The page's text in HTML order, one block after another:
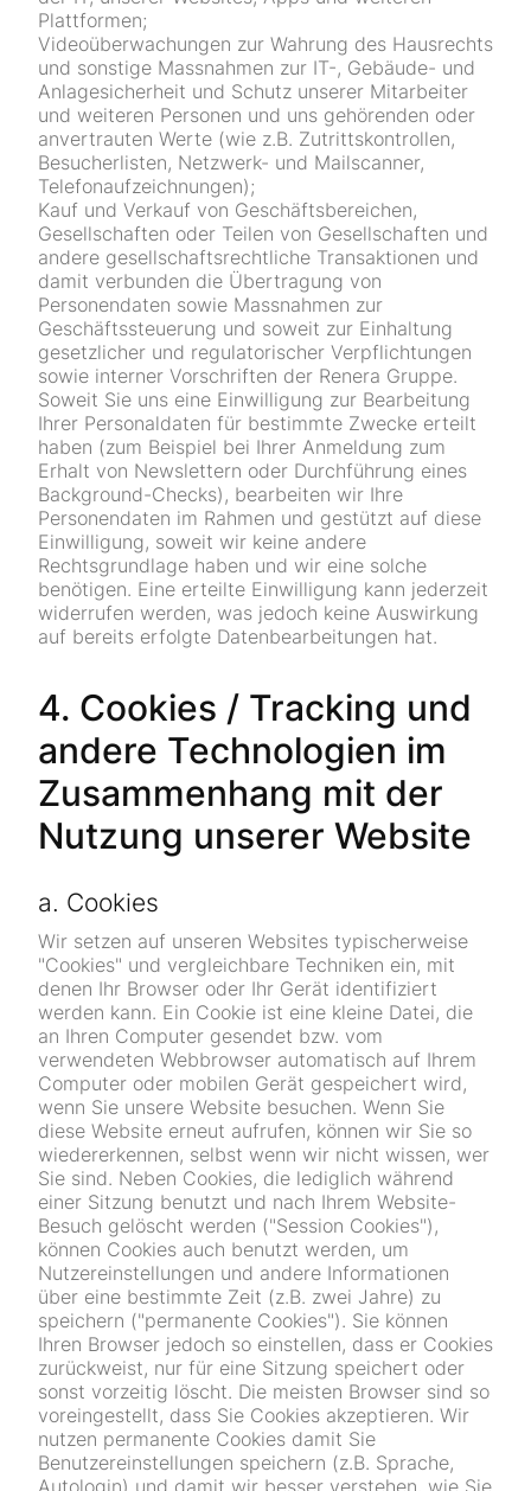
Plattformen;
Videoüberwachungen zur Wahrung des Hausrechts
und sonstige Massnahmen zur IT-, Gebäude- und
Anlagesicherheit und Schutz unserer Mitarbeiter
und weiteren Personen und uns gehörenden oder
anvertrauten Werte (wie z.B. Zutrittskontrollen,
Besucherlisten, Netzwerk- und Mailscanner,
Telefonaufzeichnungen);
Kauf und Verkauf von Geschäftsbereichen,
Gesellschaften oder Teilen von Gesellschaften und
andere gesellschaftsrechtliche Transaktionen und
damit verbunden die Übertragung von
Personendaten sowie Massnahmen zur
Geschäftssteuerung und soweit zur Einhaltung
gesetzlicher und regulatorischer Verpflichtungen
sowie interner Vorschriften der Renera Gruppe.
Soweit Sie uns eine Einwilligung zur Bearbeitung
Ihrer Personaldaten für bestimmte Zwecke erteilt
haben (zum Beispiel bei Ihrer Anmeldung zum
Erhalt von Newslettern oder Durchführung eines
Background-Checks), bearbeiten wir Ihre
Personendaten im Rahmen und gestützt auf diese
Einwilligung, soweit wir keine andere
Rechtsgrundlage haben und wir eine solche
benötigen. Eine erteilte Einwilligung kann jederzeit
widerrufen werden, was jedoch keine Auswirkung
auf bereits erfolgte Datenbearbeitungen hat.
4. Cookies / Tracking und
andere Technologien im
Zusammenhang mit der
Nutzung unserer Website
a. Cookies
Wir setzen auf unseren Websites typischerweise
"Cookies" und vergleichbare Techniken ein, mit
denen Ihr Browser oder Ihr Gerät identifiziert
werden kann. Ein Cookie ist eine kleine Datei, die
an Ihren Computer gesendet bzw. vom
verwendeten Webbrowser automatisch auf Ihrem
Computer oder mobilen Gerät gespeichert wird,
wenn Sie unsere Website besuchen. Wenn Sie
diese Website erneut aufrufen, können wir Sie so
wiedererkennen, selbst wenn wir nicht wissen, wer
Sie sind. Neben Cookies, die lediglich während
einer Sitzung benutzt und nach Ihrem Website-
Besuch gelöscht werden ("Session Cookies"),
können Cookies auch benutzt werden, um
Nutzereinstellungen und andere Informationen
über eine bestimmte Zeit (z.B. zwei Jahre) zu
speichern ("permanente Cookies"). Sie können
Ihren Browser jedoch so einstellen, dass er Cookies
zurückweist, nur für eine Sitzung speichert oder
sonst vorzeitig löscht. Die meisten Browser sind so
voreingestellt, dass Sie Cookies akzeptieren. Wir
nutzen permanente Cookies damit Sie
Benutzereinstellungen speichern (z.B. Sprache,
Autologin) und damit wir besser verstehen, wie Sie